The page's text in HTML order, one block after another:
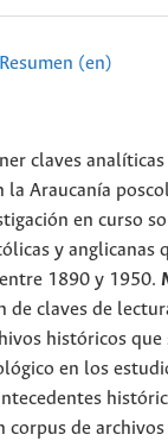
Resumen (en)
claves
Araucanía
en curso
y anglicanas
1890 y 1950.
claves de
históricos que
en los
corpus de